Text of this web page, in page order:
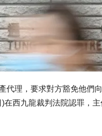
代理，要求對方豁免他們
西九龍裁判法院認罪，